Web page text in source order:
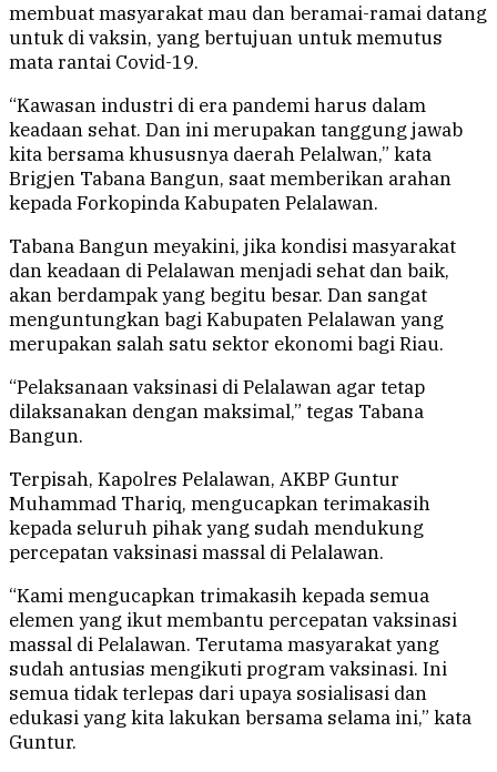
membuat masyarakat mau dan beramai-ramai datang
untuk di vaksin, yang bertujuan untuk memutus
mata rantai Covid-19.
“Kawasan industri di era pandemi harus dalam
keadaan sehat. Dan ini merupakan tanggung jawab
kita bersama khususnya daerah Pelalwan,” kata
Brigjen Tabana Bangun, saat memberikan arahan
kepada Forkopinda Kabupaten Pelalawan.
Tabana Bangun meyakini, jika kondisi masyarakat
dan keadaan di Pelalawan menjadi sehat dan baik,
akan berdampak yang begitu besar. Dan sangat
menguntungkan bagi Kabupaten Pelalawan yang
merupakan salah satu sektor ekonomi bagi Riau.
“Pelaksanaan vaksinasi di Pelalawan agar tetap
dilaksanakan dengan maksimal,” tegas Tabana
Bangun.
Terpisah, Kapolres Pelalawan, AKBP Guntur
Muhammad Thariq, mengucapkan terimakasih
kepada seluruh pihak yang sudah mendukung
percepatan vaksinasi massal di Pelalawan.
“Kami mengucapkan trimakasih kepada semua
elemen yang ikut membantu percepatan vaksinasi
massal di Pelalawan. Terutama masyarakat yang
sudah antusias mengikuti program vaksinasi. Ini
semua tidak terlepas dari upaya sosialisasi dan
edukasi yang kita lakukan bersama selama ini,” kata
Guntur.